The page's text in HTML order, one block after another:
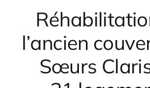
l’ancien
Sœurs